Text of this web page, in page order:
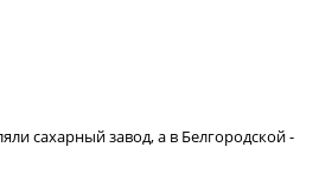
сахарный завод, а в Белгородской -